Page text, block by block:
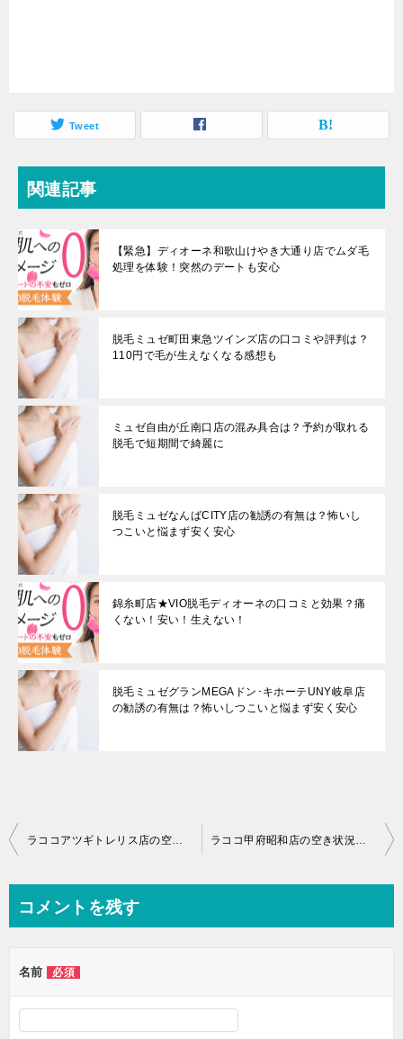
Tweet
関連記事
【緊急】ディオーネ和歌山けやき大通り店でムダ毛
処理を体験！突然のデートも安心
脱毛ミュゼ町田東急ツインズ店の口コミや評判は？
110円で毛が生えなくなる感想も
ミュゼ自由が丘南口店の混み具合は？予約が取れる
脱毛で短期間で綺麗に
脱毛ミュゼなんばCITY店の勧誘の有無は？怖いし
つこいと悩まず安く安心
錦糸町店★VIO脱毛ディオーネの口コミと効果？痛
くない！安い！生えない！
脱毛ミュゼグランMEGAドン･キホーテUNY岐阜店
の勧誘の有無は？怖いしつこいと悩まず安く安心
投
ビ
ー
シ
ラココアツギトレリス店の空き状況は？予約が取れる脱毛はどこ？ ラココ甲府昭和店の空き状況は？予約が取れる脱毛はどこ？
コメントを残す
名前 必須